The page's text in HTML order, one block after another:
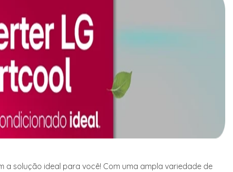
solução ideal para você! Com uma ampla variedade de
solução ideal para você! Com uma ampla variedade de